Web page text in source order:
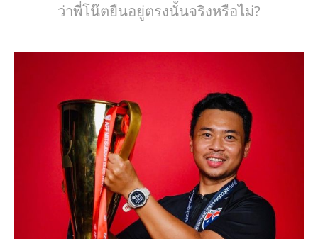
ว่าพี่โน๊ตยืนอยู่ตรงนั้นจริงหรือไม่?